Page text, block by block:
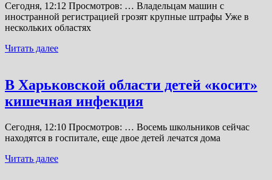
Сегодня, 12:12 Просмотров: … Владельцам машин с
иностранной регистрацией грозят крупные штрафы Уже в
нескольких областях
Читать далее
В Харьковской области детей «косит»
кишечная инфекция
Сегодня, 12:10 Просмотров: … Восемь школьников сейчас
находятся в госпитале, еще двое детей лечатся дома
Читать далее